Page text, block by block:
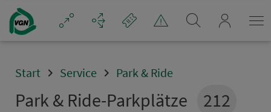
Navigation überspringen
Start Service Park & Ride
Park & Ride-Parkplätze 212